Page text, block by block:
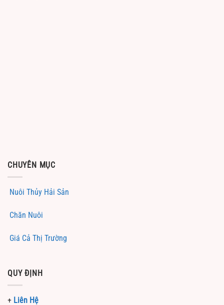
CHUYÊN MỤC
Nuôi Thủy Hải Sản
Chăn Nuôi
Giá Cả Thị Trường
QUY ĐỊNH
+ Liên Hệ